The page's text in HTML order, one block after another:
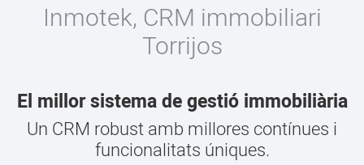
Inmotek, CRM immobiliari
Torrijos
El millor sistema de gestió immobiliària
Un CRM robust amb millores contínues i
funcionalitats úniques.